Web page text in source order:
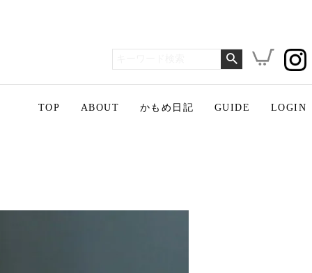
TOP ABOUT かもめ日記 GUIDE LOGIN